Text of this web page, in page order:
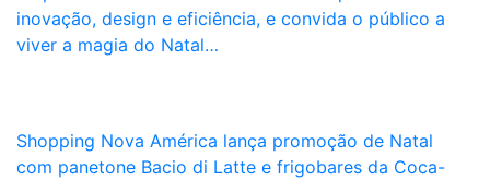
inovação, design e eficiência, e convida o público a
viver a magia do Natal…
Shopping Nova América lança promoção de Natal
com panetone Bacio di Latte e frigobares da Coca-